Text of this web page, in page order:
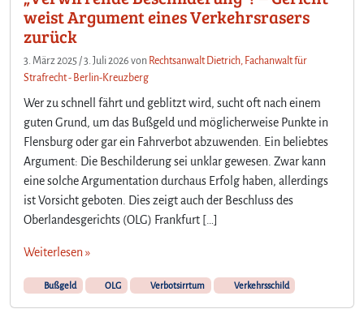
weist Argument eines Verkehrsrasers
zurück
3. März 2025 /3. Juli 2026 von Rechtsanwalt Dietrich, Fachanwalt für
Strafrecht - Berlin-Kreuzberg
Wer zu schnell fährt und geblitzt wird, sucht oft nach einem
guten Grund, um das Bußgeld und möglicherweise Punkte in
Flensburg oder gar ein Fahrverbot abzuwenden. Ein beliebtes
Argument: Die Beschilderung sei unklar gewesen. Zwar kann
eine solche Argumentation durchaus Erfolg haben, allerdings
ist Vorsicht geboten. Dies zeigt auch der Beschluss des
Oberlandesgerichts (OLG) Frankfurt […]
Weiterlesen »
Bußgeld OLG Verbotsirrtum Verkehrsschild